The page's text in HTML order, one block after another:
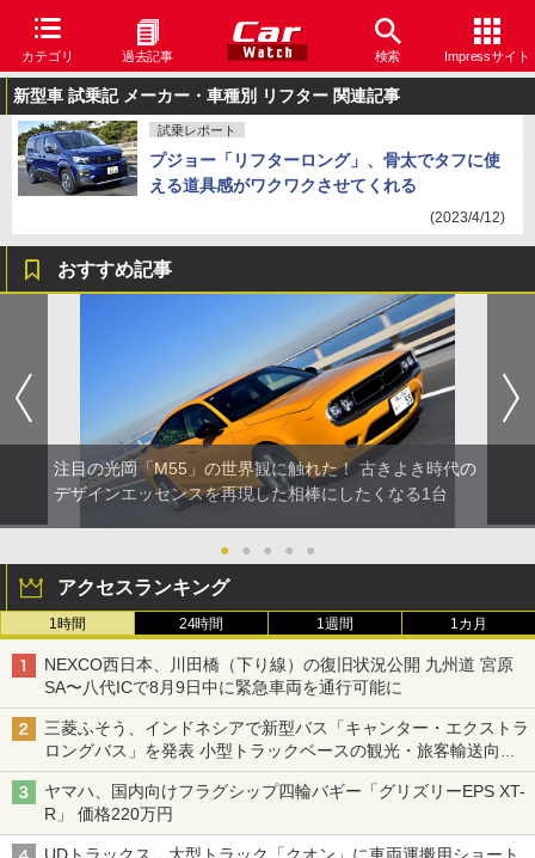
カテゴリ 過去記事 検索 Impressサイト
新型車 試乗記 メーカー・車種別 リフター 関連記事
試乗レポート
プジョー「リフターロング」、骨太でタフに使
える道具感がワクワクさせてくれる
(2023/4/12)
おすすめ記事
注目の光岡「M55」の世界観に触れた！ 古きよき時代の
デザインエッセンスを再現した相棒にしたくなる1台
● ● ● ● ●
アクセスランキング
1時間 24時間 1週間 1カ月
NEXCO西日本、川田橋（下り線）の復旧状況公開 九州道 宮原
SA〜八代ICで8月9日中に緊急車両を通行可能に
三菱ふそう、インドネシアで新型バス「キャンター・エクストラ
ロングバス」を発表 小型トラックベースの観光・旅客輸送向け
バス
ヤマハ、国内向けフラグシップ四輪バギー「グリズリーEPS XT-
R」 価格220万円